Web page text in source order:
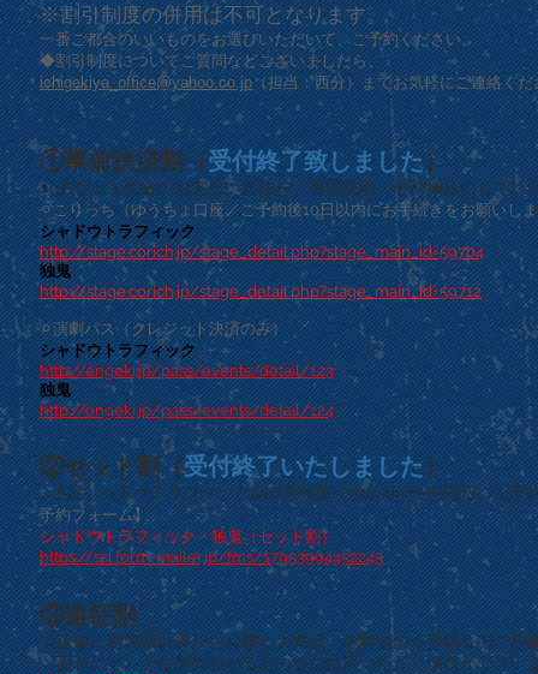
※割引制度の併用は不可となります。
一番ご都合のいいものをお選びいただいて、ご予約ください。
◆割引制度についてご質問などございましたら、
ichigekiya_office@yahoo.co.jp （担当：西分）までお気軽にご連絡くだ
①事前決済割（受付終了致しました）
→チケット代金のお支払い方法を、事前決済・事前振込にしてい
⚪︎こりっち（ゆうちょ口座／ご予約後10日以内にお手続きをお願いし
シャドウトラフィック
http://stage.corich.jp/stage_detail.php?stage_main_id=59704
独鬼
http://stage.corich.jp/stage_detail.php?stage_main_id=59712
⚪︎演劇パス（クレジット決済のみ）
シャドウトラフィック
http://engeki.jp/pass/events/detail/123
独鬼
http://engeki.jp/pass/events/detail/124
②セット割（受付終了いたしました ）
→9月シャドウトラフィック&10月独鬼〜hitorioni〜を同時にご予
予約フォーム】
シャドウトラフィック・独鬼（セット割）
https://ssl.form-mailer.jp/fms/17953994452245
③遠征割
→近畿二府四県以外からお越しの方は、各料金の☆半額☆でご観
（受付にて、ご住所のわかるものをご提示いただく場合がござい